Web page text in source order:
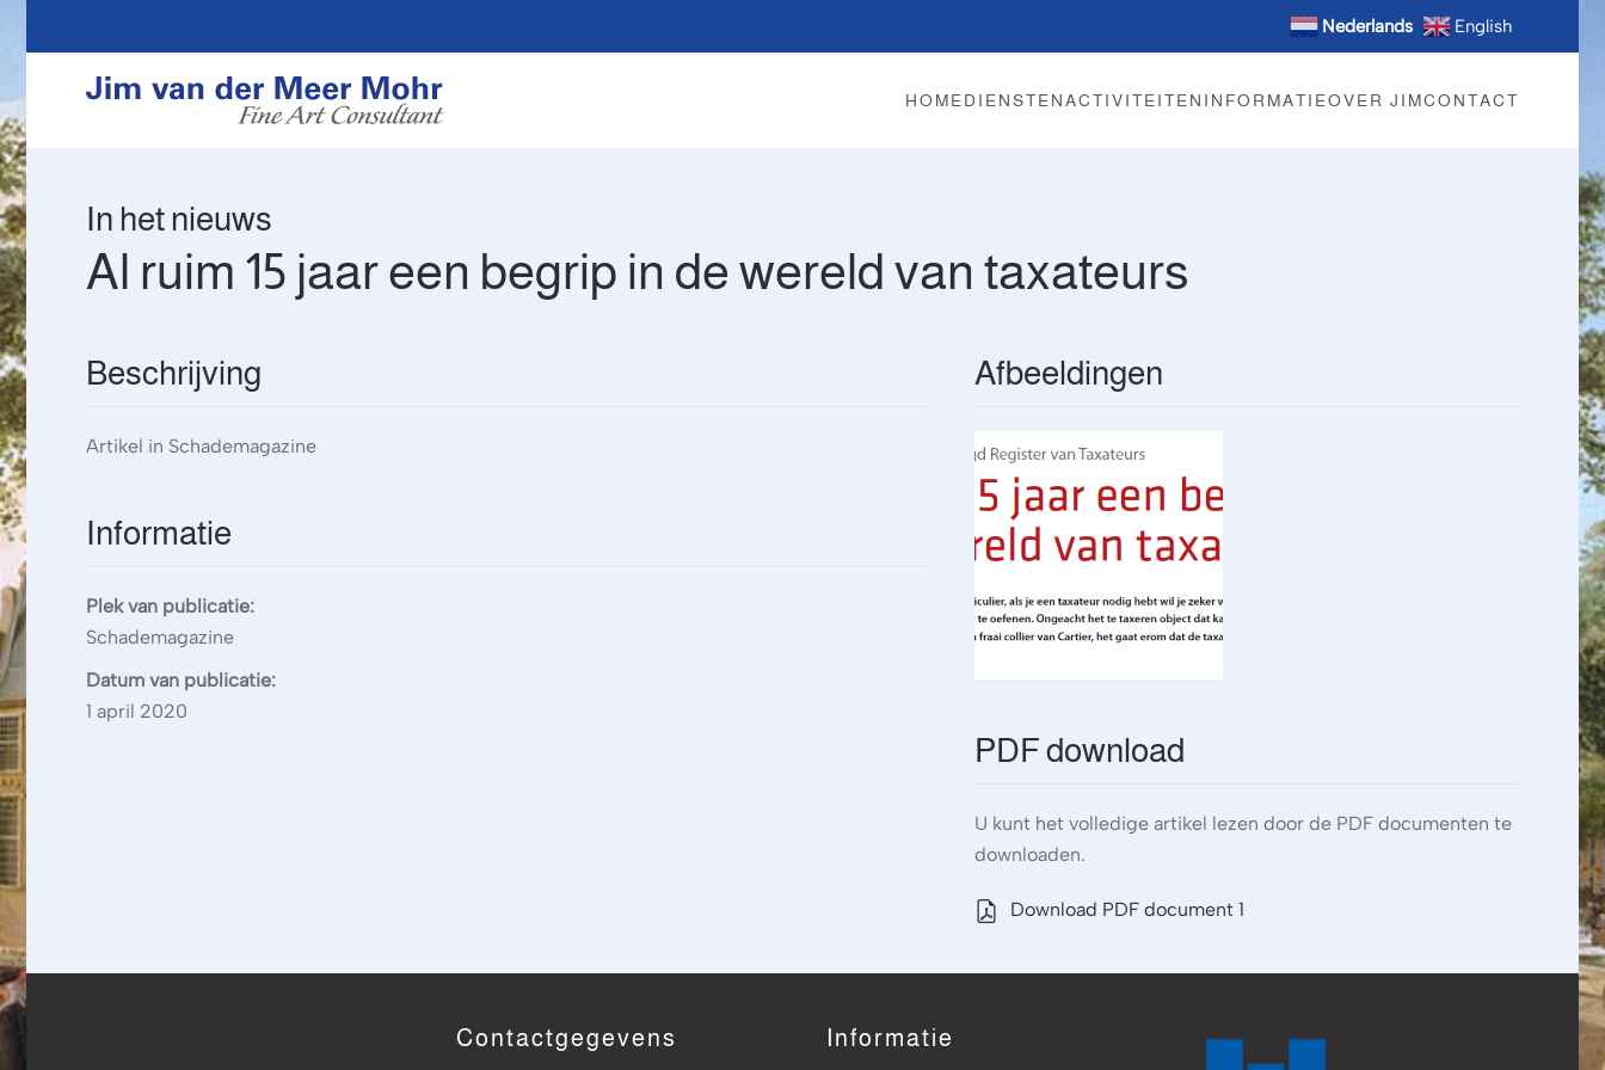
Overslaan en naar de inhoud gaan
Nederlands English
HOMEDIENSTENACTIVITEITEN INFORMATIEOVER JIMCONTACT
In het nieuws
Al ruim 15 jaar een begrip in de wereld van taxateurs
Beschrijving
Artikel in Schademagazine
Informatie
Plek van publicatie:
Schademagazine
Datum van publicatie:
1 april 2020
Afbeeldingen
Weergeven
PDF download
U kunt het volledige artikel lezen door de PDF documenten te
downloaden.
Download PDF document 1
Contactgegevens Informatie